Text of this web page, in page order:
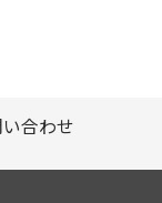
ご提出頂く個人情
合わせ